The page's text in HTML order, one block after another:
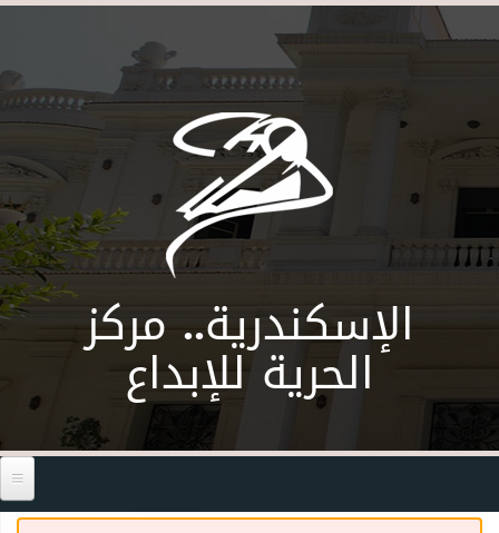
Skip to main content
الإسكندرية.. مركز
الحرية للإبداع